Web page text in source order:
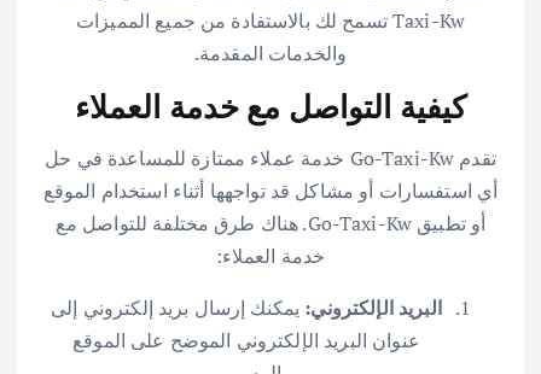
Taxi-Kw تسمح لك بالاستفادة من جميع المميزات
والخدمات المقدمة.
كيفية التواصل مع خدمة العملاء
تقدم Go-Taxi-Kw خدمة عملاء ممتازة للمساعدة في حل
أي استفسارات أو مشاكل قد تواجهها أثناء استخدام الموقع
أو تطبيق Go-Taxi-Kw. هناك طرق مختلفة للتواصل مع
خدمة العملاء:
البريد الإلكتروني: يمكنك إرسال بريد إلكتروني إلى
عنوان البريد الإلكتروني الموضح على الموقع